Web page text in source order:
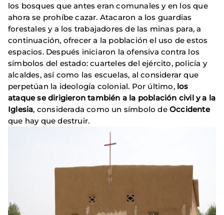
los bosques que antes eran comunales y en los que
ahora se prohíbe cazar. Atacaron a los guardias
forestales y a los trabajadores de las minas para, a
continuación, ofrecer a la población el uso de estos
espacios. Después iniciaron la ofensiva contra los
símbolos del estado: cuarteles del ejército, policía y
alcaldes, así como las escuelas, al considerar que
perpetúan la ideología colonial. Por último, los
ataque se dirigieron también a la población civil y a la
Iglesia, considerada como un símbolo deOccidente
que hay que destruir.